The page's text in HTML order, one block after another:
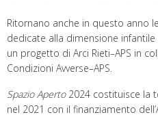
Ritornano anche in questo anno
dedicate alla dimensione infantile
un progetto di Arci Rieti–APS in
Condizioni Avverse–APS.
Spazio Aperto2024 costituisce la
nel 2021 con il finanziamento